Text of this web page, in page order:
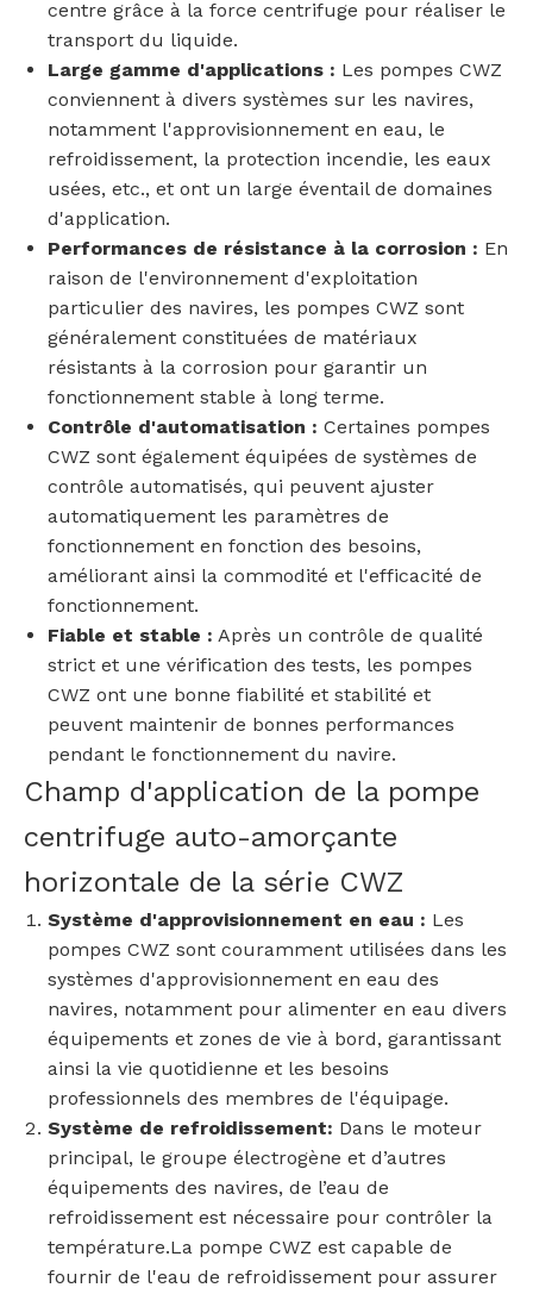
centre grâce à la force centrifuge pour réaliser le
transport du liquide.
Large gamme d'applications : Les pompes CWZ
conviennent à divers systèmes sur les navires,
notamment l'approvisionnement en eau, le
refroidissement, la protection incendie, les eaux
usées, etc., et ont un large éventail de domaines
d'application.
Performances de résistance à la corrosion : En
raison de l'environnement d'exploitation
particulier des navires, les pompes CWZ sont
généralement constituées de matériaux
résistants à la corrosion pour garantir un
fonctionnement stable à long terme.
Contrôle d'automatisation : Certaines pompes
CWZ sont également équipées de systèmes de
contrôle automatisés, qui peuvent ajuster
automatiquement les paramètres de
fonctionnement en fonction des besoins,
améliorant ainsi la commodité et l'efficacité de
fonctionnement.
Fiable et stable : Après un contrôle de qualité
strict et une vérification des tests, les pompes
CWZ ont une bonne fiabilité et stabilité et
peuvent maintenir de bonnes performances
pendant le fonctionnement du navire.
Champ d'application de la pompe
centrifuge auto-amorçante
horizontale de la série CWZ
Système d'approvisionnement en eau : Les
pompes CWZ sont couramment utilisées dans les
systèmes d'approvisionnement en eau des
navires, notamment pour alimenter en eau divers
équipements et zones de vie à bord, garantissant
ainsi la vie quotidienne et les besoins
professionnels des membres de l'équipage.
Système de refroidissement: Dans le moteur
principal, le groupe électrogène et d’autres
équipements des navires, de l’eau de
refroidissement est nécessaire pour contrôler la
température.La pompe CWZ est capable de
fournir de l'eau de refroidissement pour assurer